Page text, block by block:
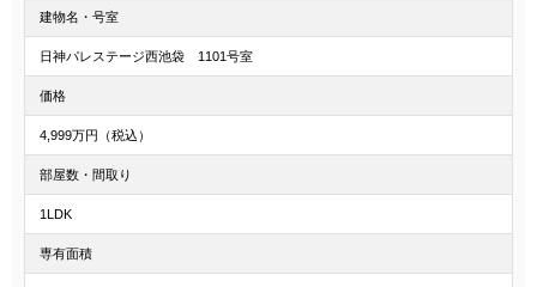
建物名・号室
日神パレステージ西池袋 1101号室
価格
4,999万円（税込）
部屋数・間取り
1LDK
専有面積